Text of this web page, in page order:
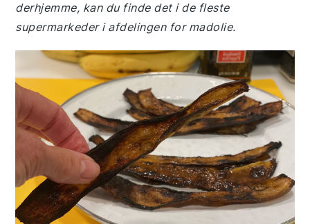
derhjemme, kan du finde det i de fleste
supermarkeder i afdelingen for madolie.